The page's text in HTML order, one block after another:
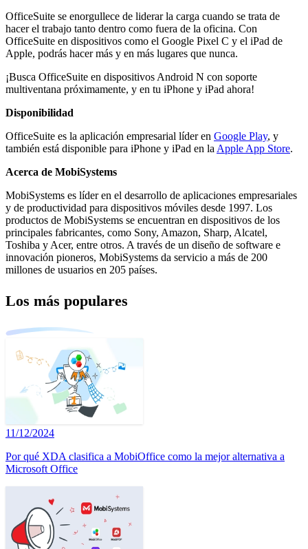
OfficeSuite se enorgullece de liderar la carga cuando se trata de
hacer el trabajo tanto dentro como fuera de la oficina. Con
OfficeSuite en dispositivos como el Google Pixel C y el iPad de
Apple, podrás hacer más y en más lugares que nunca.
¡Busca OfficeSuite en dispositivos Android N con soporte
multiventana próximamente, y en tu iPhone y iPad ahora!
Disponibilidad
OfficeSuite es la aplicación empresarial líder en Google Play, y
también está disponible para iPhone y iPad en la Apple App Store.
Acerca de MobiSystems
MobiSystems es líder en el desarrollo de aplicaciones empresariales
y de productividad para dispositivos móviles desde 1997. Los
productos de MobiSystems se encuentran en dispositivos de los
principales fabricantes, como Sony, Amazon, Sharp, Alcatel,
Toshiba y Acer, entre otros. A través de un diseño de software e
innovación pioneros, MobiSystems da servicio a más de 200
millones de usuarios en 205 países.
Los más populares
11/12/2024
Por qué XDA clasifica a MobiOffice como la mejor alternativa a
Microsoft Office